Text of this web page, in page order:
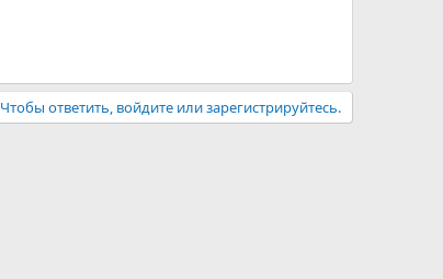
Чтобы ответить, войдите или зарегистрируйтесь.